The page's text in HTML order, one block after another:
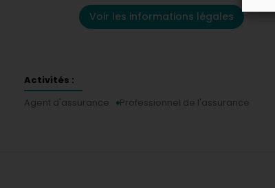
Voir les informations légales
Activités :
Agent d'assurance
Professionnel de l'assurance